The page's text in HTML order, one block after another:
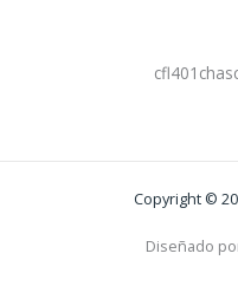
Copyright ©
Diseñado